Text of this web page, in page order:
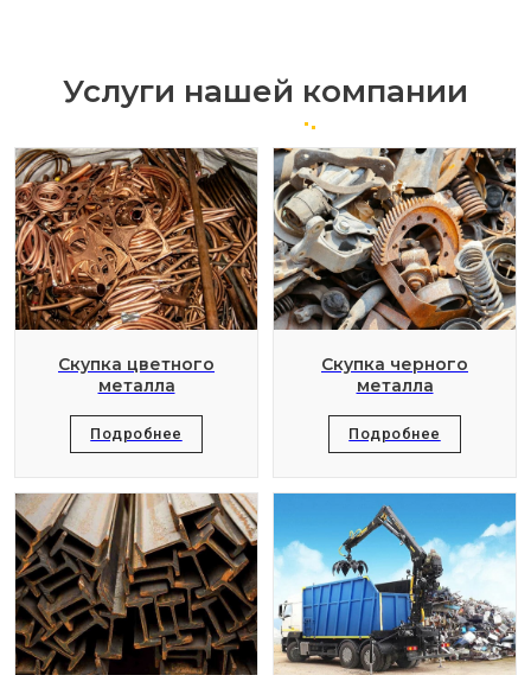
Услуги нашей компании
Скупка цветного
металла
Подробнее
Скупка черного
металла
Подробнее